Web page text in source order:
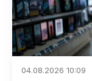
04.08.2026 10:09